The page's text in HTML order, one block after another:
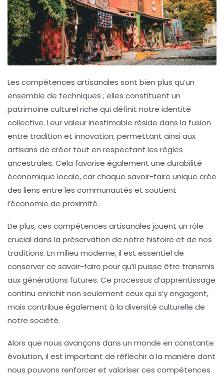
Les compétences artisanales sont bien plus qu’un
ensemble de techniques ; elles constituent un
patrimoine culturel riche qui définit notre identité
collective. Leur valeur inestimable réside dans la fusion
entre tradition et innovation, permettant ainsi aux
artisans de créer tout en respectant les règles
ancestrales. Cela favorise également une durabilité
économique locale, car chaque savoir-faire unique crée
des liens entre les communautés et soutient
l’économie de proximité.
De plus, ces compétences artisanales jouent un rôle
crucial dans la préservation de notre histoire et de nos
traditions. En milieu moderne, il est essentiel de
conserver ce savoir-faire pour qu’il puisse être transmis
aux générations futures. Ce processus d’apprentissage
continu enrichit non seulement ceux qui s’y engagent,
mais contribue également à la diversité culturelle de
notre société.
Alors que nous avançons dans un monde en constante
évolution, il est important de réfléchir à la manière dont
nous pouvons renforcer et valoriser ces compétences.